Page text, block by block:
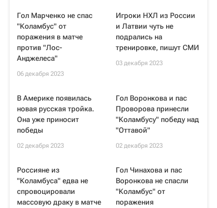
Гол Марченко не спас
"Коламбус" от
поражения в матче
против "Лос-
Анджелеса"
06 декабря 2023
Игроки НХЛ из России
и Латвии чуть не
подрались на
тренировке, пишут СМИ
03 декабря 2023
В Америке появилась
новая русская тройка.
Она уже приносит
победы
02 декабря 2023
Гол Воронкова и пас
Проворова принесли
"Коламбусу" победу над
"Оттавой"
02 декабря 2023
Россияне из
"Коламбуса" едва не
спровоцировали
массовую драку в матче
Гол Чинахова и пас
Воронкова не спасли
"Коламбус" от
поражения